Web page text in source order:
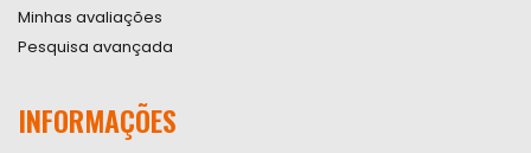
Minhas avaliações
Pesquisa avançada
INFORMAÇÕES